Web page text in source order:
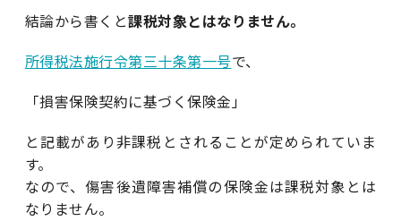
結論から書くと課税対象とはなりません。
所得税法施行令第三十条第一号で、
「損害保険契約に基づく保険金」
と記載があり非課税とされることが定められていま
す。
なので、傷害後遺障害補償の保険金は課税対象とは
なりません。